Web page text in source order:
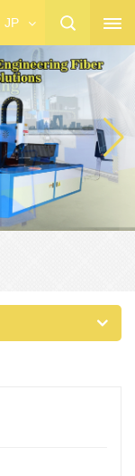
JP